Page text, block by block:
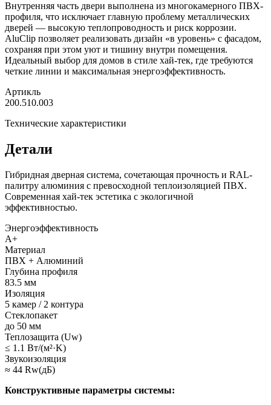
Внутренняя часть двери выполнена из многокамерного ПВХ-
профиля, что исключает главную проблему металлических
дверей — высокую теплопроводность и риск коррозии.
AluClip позволяет реализовать дизайн «в уровень» с фасадом,
сохраняя при этом уют и тишину внутри помещения.
Идеальный выбор для домов в стиле хай-тек, где требуются
четкие линии и максимальная энергоэффективность.
Артикль
200.510.003
Технические характеристики
Детали
Гибридная дверная система, сочетающая прочность и RAL-
палитру алюминия с превосходной теплоизоляцией ПВХ.
Современная хай-тек эстетика с экологичной
эффективностью.
Энергоэффективность
A+
Материал
ПВХ + Алюминий
Глубина профиля
83.5 мм
Изоляция
5 камер / 2 контура
Стеклопакет
до 50 мм
Теплозащита (Uw)
≤ 1.1 Вт/(м²·K)
Звукоизоляция
≈ 44 Rw(дБ)
Конструктивные параметры системы: